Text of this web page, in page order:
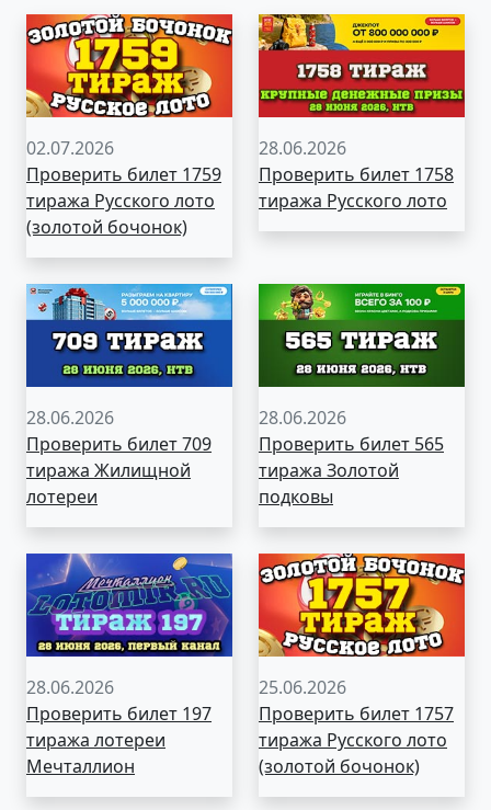
02.07.2026
Проверить билет 1759
тиража Русского лото
(золотой бочонок)
28.06.2026
Проверить билет 1758
тиража Русского лото
28.06.2026
Проверить билет 709
тиража Жилищной
лотереи
28.06.2026
Проверить билет 565
тиража Золотой
подковы
28.06.2026
Проверить билет 197
тиража лотереи
Мечталлион
25.06.2026
Проверить билет 1757
тиража Русского лото
(золотой бочонок)